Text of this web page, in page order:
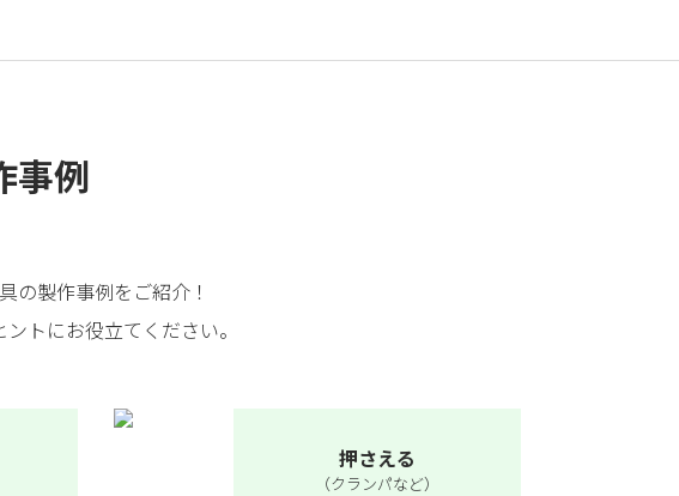
事例
の製作事例をご紹介！
トにお役立てください。
押さえる
（クランパなど）